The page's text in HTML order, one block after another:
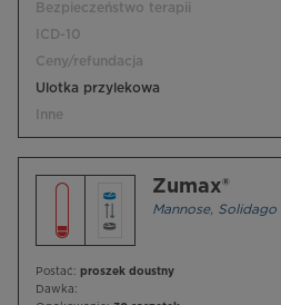
Bezpieczeństwo terapii
ICD-10
Ceny/refundacja
Ulotka przylekowa
Inne
Zumax®
Mannose, Solidago
Postać: proszek doustny
Dawka: